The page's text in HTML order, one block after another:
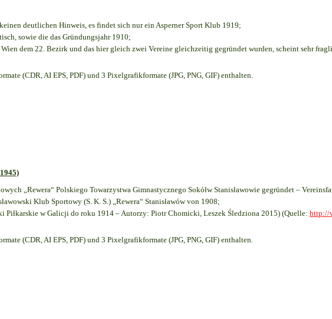
deutlichen Hinweis, es findet sich nur ein Asperner Sport Klub 1919;
sowie die das Gründungsjahr 1910;
dem 22. Bezirk und das hier gleich zwei Vereine gleichzeitig gegründet wurden, scheint sehr
(CDR, AI EPS, PDF) und 3 Pixelgrafikformate (JPG, PNG, GIF) enthalten.
„Rewera“ Polskiego Towarzystwa Gimnastycznego Sokółw Stanisławowie gegründet –
Klub Sportowy (S. K. S.) „Rewera“ Stanisławów von 1908;
Piłkarskie w Galicji do roku 1914 – Autorzy: Piotr Chomicki, Leszek Śledziona 2015) (Quelle: http://
(CDR, AI EPS, PDF) und 3 Pixelgrafikformate (JPG, PNG, GIF) enthalten.